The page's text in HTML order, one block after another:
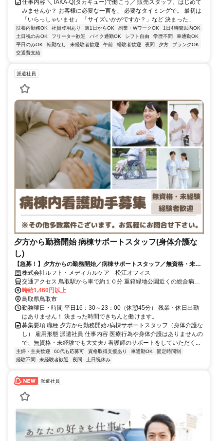
仕事内容 ＼TAKA-Q(タカキュー)で働こう／ 販売スタッフ、はじめて
みませんか？ お客様に必要な一言を、 必要なタイミングで。 最初は
「いらっしゃいませ」 「サイズいかがですか？」など 決まった...
扶養内勤務OK 社員登用あり 週1日からOK 副業・WワークOK
1日4時間以内OK
土日祝のみOK
フリーター歓迎 バイク通勤OK シフト自由 学歴不問
車通勤OK
平日のみOK
転勤なし 未経験者歓迎 午前 経験者歓迎 夜間 夕方
ブランクOK
交通費支給
派遣社員
夕方から勤務開始 病棟サポートスタッフ(身体介護な
し)
【急募！】夕方からの勤務開始／病棟サポートスタッフ／無資格・未経
験者歓迎／土日祝休み
株式会社ルフト・メディカルケア 松江オフィス
交通アクセス 鳥取駅から車で約１０分 重箱緑地公園近くの総合病院
です （マイカー通勤OK！）
時給1,460円以上
鳥取県鳥取市
勤務曜日・時間 平日16：30～23：00（休憩45分） 残業・休日出勤
はありません！ 決まった時間できちんと働けます。
募集要項 職種 夕方から勤務開始♪病棟サポートスタッフ（身体介護な
し） 雇用形態 派遣社員 仕事内容 医療行為や身体介護はありませんの
で、無資格・未経験でも大丈夫♪ 看護師のサポートをしていただく...
主婦・主夫歓迎 60代も応募可 資格取得支援あり 車通勤OK
固定時間制
経験不問
未経験者歓迎 夜間 土日祝休み
派遣社員